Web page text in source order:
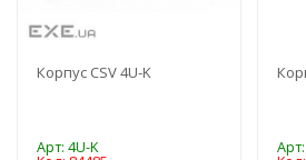
Корпус CSV 4U-K
Арт: 4U-K